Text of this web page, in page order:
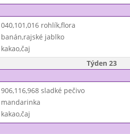
040,101,016 rohlík,flora
banán,rajské jablko
kakao,čaj
Týden 23
906,116,968 sladké pečivo
mandarinka
kakao,čaj